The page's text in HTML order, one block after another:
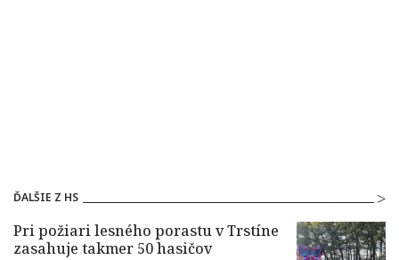
ĎALŠIE Z HS
Pri požiari lesného porastu v Trstíne
zasahuje takmer 50 hasičov